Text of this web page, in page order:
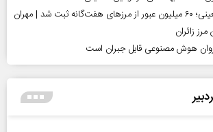
رکوردشکنی تردد اربعینی؛ ۶۰ میلیون عبور از مرزهای هفت‌گانه ثبت شد | مهران
زائران
هوش مصنوعی قابل جبران است